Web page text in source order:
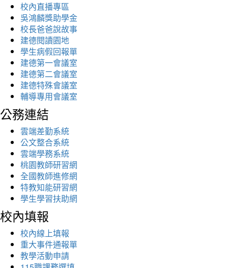
校內直播專區
吳鴻麟獎助學金
校長爸爸說故事
建德閱讀園地
學生病假回報單
建德第一會議室
建德第二會議室
建德特殊會議室
輔導專用會議室
公務連結
雲端差勤系統
公文整合系統
雲端學務系統
桃園教師研習網
全國教師進修網
特教知能研習網
學生學習扶助網
校內填報
校內線上填報
重大事件通報單
教學活動申請